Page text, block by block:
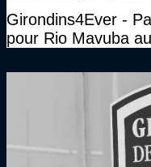
Girondins4Ever -
pour Rio Mavuba